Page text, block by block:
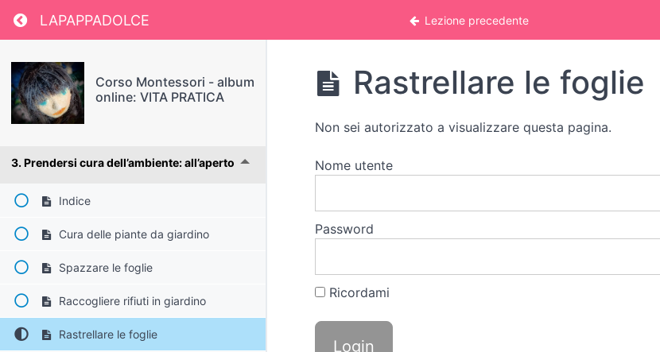
Return to course: Corso Montessori – album online: VITA PRATICA
LAPAPPADOLCE Lezione precedente
Corso Montessori - album
online: VITA PRATICA
Lavare
Curare le piante
Curare gli animai domestici
3. Prendersi cura dell’ambiente: all’aperto
Indice
Cura delle piante da giardino
Spazzare le foglie
Raccogliere rifiuti in giardino
Rastrellare le foglie
Rastrellare le foglie
Non sei autorizzato a visualizzare questa pagina.
Nome utente
Password
Ricordami